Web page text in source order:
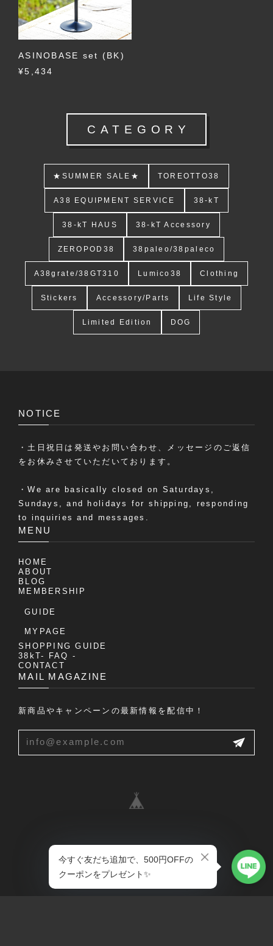
ASINOBASE set (BK)
¥5,434
CATEGORY
★SUMMER SALE★ TOREOTTO38
A38 EQUIPMENT SERVICE 38-kT
38-kT HAUS 38-kT Accessory
ZEROPOD38 38paleo/38paleco
A38grate/38GT310 Lumico38 Clothing
Stickers Accessory/Parts Life Style
Limited Edition DOG
NOTICE
・土日祝日は発送やお問い合わせ、メッセージのご返信
をお休みさせていただいております。
・We are basically closed on Saturdays,
Sundays, and holidays for shipping, responding
to inquiries and messages.
MENU
HOME
ABOUT
BLOG
MEMBERSHIP
GUIDE
MYPAGE
SHOPPING GUIDE
38kT- FAQ -
CONTACT
MAIL MAGAZINE
新商品やキャンペーンの最新情報を配信中！